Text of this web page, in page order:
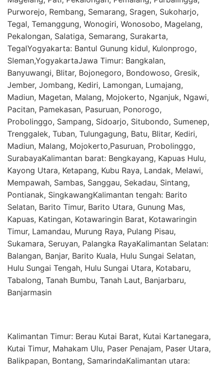
Purworejo, Rembang, Semarang, Sragen, Sukoharjo,
Tegal, Temanggung, Wonogiri, Wonosobo, Magelang,
Pekalongan, Salatiga, Semarang, Surakarta,
TegalYogyakarta: Bantul Gunung kidul, Kulonprogo,
Sleman,YogyakartaJawa Timur: Bangkalan,
Banyuwangi, Blitar, Bojonegoro, Bondowoso, Gresik,
Jember, Jombang, Kediri, Lamongan, Lumajang,
Madiun, Magetan, Malang, Mojokerto, Nganjuk, Ngawi,
Pacitan, Pamekasan, Pasuruan, Ponorogo,
Probolinggo, Sampang, Sidoarjo, Situbondo, Sumenep,
Trenggalek, Tuban, Tulungagung, Batu, Blitar, Kediri,
Madiun, Malang, Mojokerto,Pasuruan, Probolinggo,
SurabayaKalimantan barat: Bengkayang, Kapuas Hulu,
Kayong Utara, Ketapang, Kubu Raya, Landak, Melawi,
Mempawah, Sambas, Sanggau, Sekadau, Sintang,
Pontianak, SingkawangKalimantan tengah: Barito
Selatan, Barito Timur, Barito Utara, Gunung Mas,
Kapuas, Katingan, Kotawaringin Barat, Kotawaringin
Timur, Lamandau, Murung Raya, Pulang Pisau,
Sukamara, Seruyan, Palangka RayaKalimantan Selatan:
Balangan, Banjar, Barito Kuala, Hulu Sungai Selatan,
Hulu Sungai Tengah, Hulu Sungai Utara, Kotabaru,
Tabalong, Tanah Bumbu, Tanah Laut, Banjarbaru,
Banjarmasin
Kalimantan Timur: Berau Kutai Barat, Kutai Kartanegara,
Kutai Timur, Mahakam Ulu, Paser Penajam, Paser Utara,
Balikpapan, Bontang, SamarindaKalimantan utara: